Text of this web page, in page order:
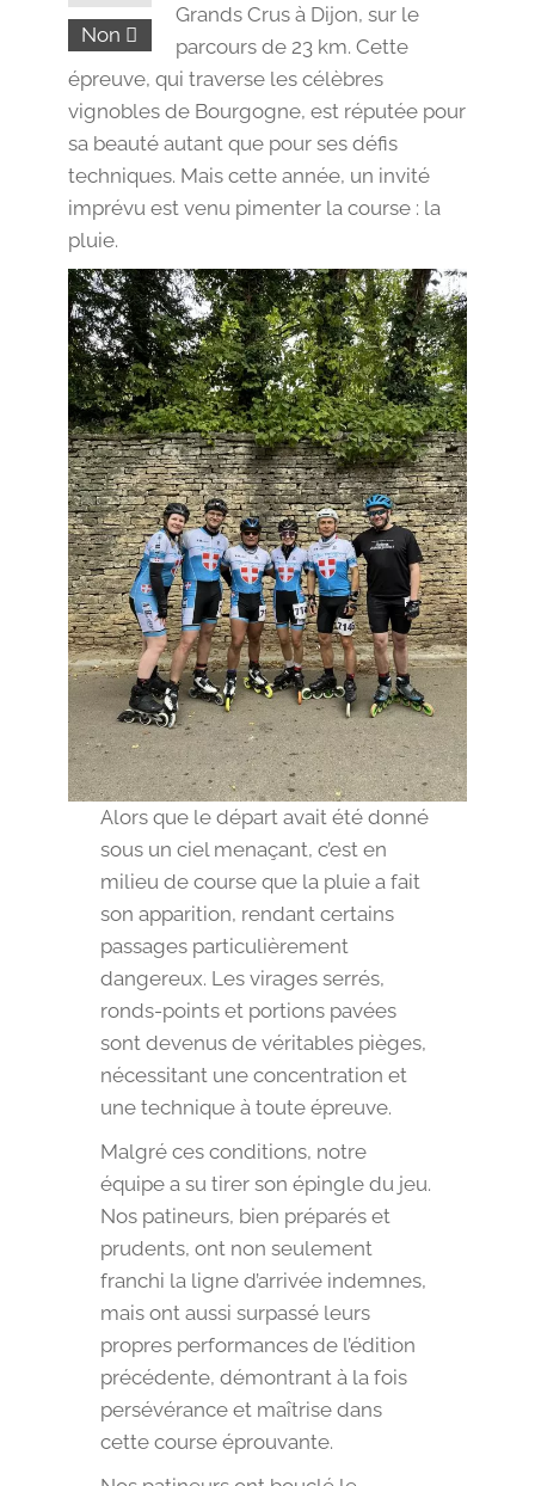
Non
Grands Crus à Dijon, sur le
parcours de 23 km. Cette
épreuve, qui traverse les célèbres
vignobles de Bourgogne, est réputée pour
sa beauté autant que pour ses défis
techniques. Mais cette année, un invité
imprévu est venu pimenter la course : la
pluie.
Alors que le départ avait été donné
sous un ciel menaçant, c’est en
milieu de course que la pluie a fait
son apparition, rendant certains
passages particulièrement
dangereux. Les virages serrés,
ronds-points et portions pavées
sont devenus de véritables pièges,
nécessitant une concentration et
une technique à toute épreuve.
Malgré ces conditions, notre
équipe a su tirer son épingle du jeu.
Nos patineurs, bien préparés et
prudents, ont non seulement
franchi la ligne d’arrivée indemnes,
mais ont aussi surpassé leurs
propres performances de l’édition
précédente, démontrant à la fois
persévérance et maîtrise dans
cette course éprouvante.